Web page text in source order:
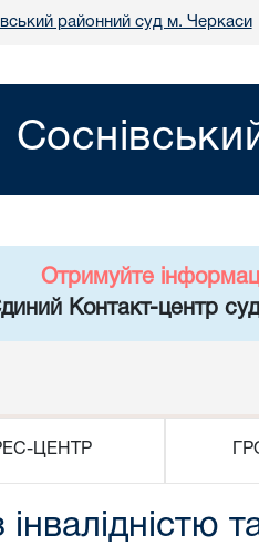
районний суд м. Черкаси
Отримуйте
Контакт-центр
ЦЕНТР